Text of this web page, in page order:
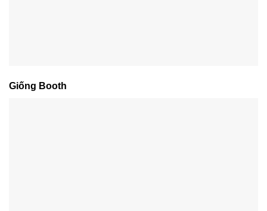
Giống Booth